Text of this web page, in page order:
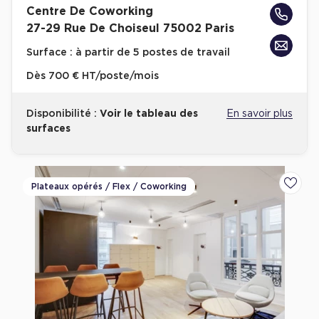
Achat de Bureaux à Rennes
Bureaux certifiés - Environnement
Haussmanniens
Location d'Entrepôts / Activités
Location d'Entrepôts / Activités à Aix-en-Provence
Location d'Entrepôts / Activités à Saint-Priest
Centre De Coworking
27-29 Rue De Choiseul 75002 Paris
Surface : à partir de 5 postes de travail
Dès 700 € HT/poste/mois
Disponibilité : Voir le tableau des
surfaces
En savoir plus
Plateaux opérés / Flex / Coworking